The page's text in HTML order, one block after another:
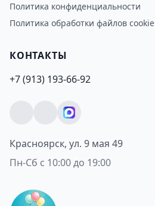
Политика конфиденциальности
Политика обработки файлов cookie
КОНТАКТЫ
+7 (913) 193-66-92
Красноярск, ул. 9 мая 49
Пн-Сб с 10:00 до 19:00